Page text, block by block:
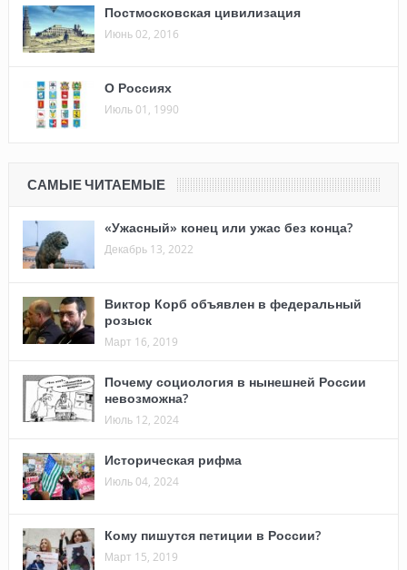
Постмосковская цивилизация
Июнь 02, 2016
О Россиях
Июль 01, 1990
САМЫЕ ЧИТАЕМЫЕ
«Ужасный» конец или ужас без конца?
Декабрь 13, 2022
Виктор Корб объявлен в федеральный
розыск
Март 16, 2019
Почему социология в нынешней России
невозможна?
Июль 12, 2024
Историческая рифма
Июль 04, 2024
Кому пишутся петиции в России?
Март 15, 2019